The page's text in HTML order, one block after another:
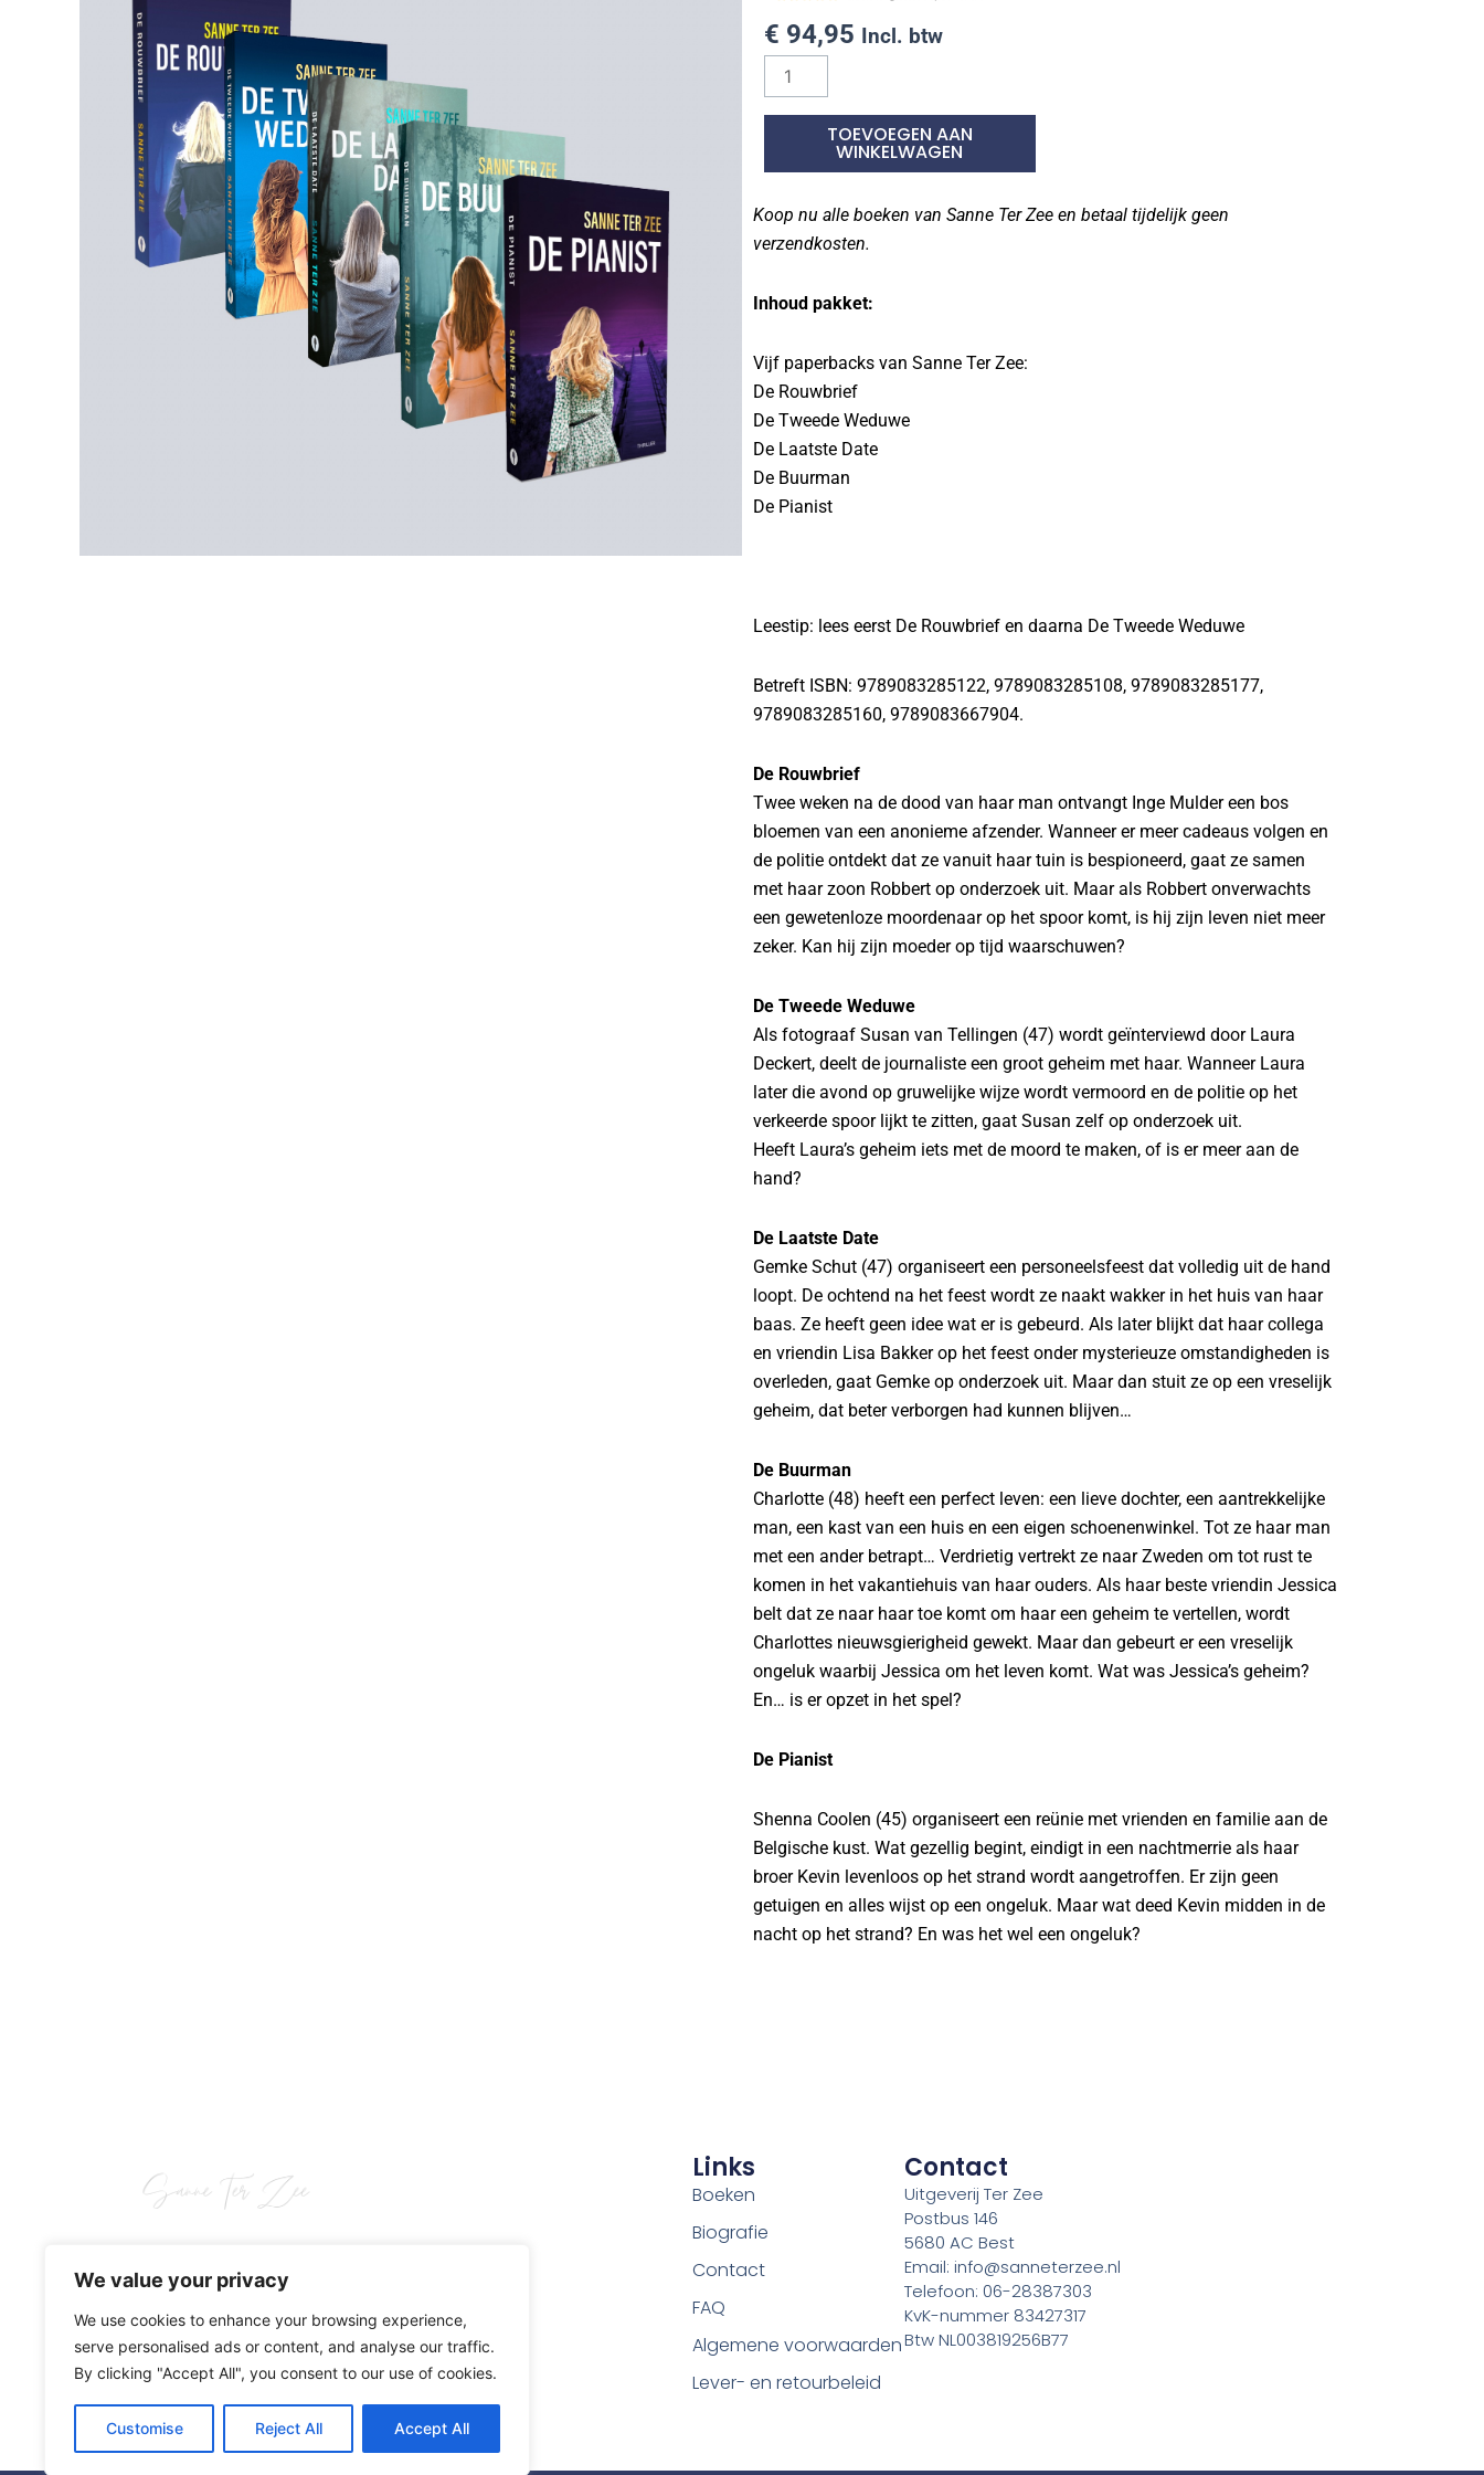
We value your privacy
We use cookies to enhance your browsing experience,
serve personalised ads or content, and analyse our traffic.
By clicking "Accept All", you consent to our use of cookies.
Customise Reject All Accept All
€ 94,95 Incl. btw
Compleet
pakket
TOEVOEGEN AAN
WINKELWAGEN
Koop nu alle boeken van Sanne Ter Zee en betaal tijdelijk geen
verzendkosten.
Inhoud pakket:
Vijf paperbacks van Sanne Ter Zee:
De Rouwbrief
De Tweede Weduwe
De Laatste Date
De Buurman
De Pianist
Leestip: lees eerst De Rouwbrief en daarna De Tweede Weduwe
Betreft ISBN: 9789083285122, 9789083285108, 9789083285177,
9789083285160, 9789083667904.
De Rouwbrief
Twee weken na de dood van haar man ontvangt Inge Mulder een bos
bloemen van een anonieme afzender. Wanneer er meer cadeaus volgen en
de politie ontdekt dat ze vanuit haar tuin is bespioneerd, gaat ze samen
met haar zoon Robbert op onderzoek uit. Maar als Robbert onverwachts
een gewetenloze moordenaar op het spoor komt, is hij zijn leven niet meer
zeker. Kan hij zijn moeder op tijd waarschuwen?
De Tweede Weduwe
Als fotograaf Susan van Tellingen (47) wordt geïnterviewd door Laura
Deckert, deelt de journaliste een groot geheim met haar. Wanneer Laura
later die avond op gruwelijke wijze wordt vermoord en de politie op het
verkeerde spoor lijkt te zitten, gaat Susan zelf op onderzoek uit.
Heeft Laura’s geheim iets met de moord te maken, of is er meer aan de
hand?
De Laatste Date
Gemke Schut (47) organiseert een personeelsfeest dat volledig uit de hand
loopt. De ochtend na het feest wordt ze naakt wakker in het huis van haar
baas. Ze heeft geen idee wat er is gebeurd. Als later blijkt dat haar collega
en vriendin Lisa Bakker op het feest onder mysterieuze omstandigheden is
overleden, gaat Gemke op onderzoek uit. Maar dan stuit ze op een vreselijk
geheim, dat beter verborgen had kunnen blijven…
De Buurman
Charlotte (48) heeft een perfect leven: een lieve dochter, een aantrekkelijke
man, een kast van een huis en een eigen schoenenwinkel. Tot ze haar man
met een ander betrapt… Verdrietig vertrekt ze naar Zweden om tot rust te
komen in het vakantiehuis van haar ouders. Als haar beste vriendin Jessica
belt dat ze naar haar toe komt om haar een geheim te vertellen, wordt
Charlottes nieuwsgierigheid gewekt. Maar dan gebeurt er een vreselijk
ongeluk waarbij Jessica om het leven komt. Wat was Jessica’s geheim?
En… is er opzet in het spel?
De Pianist
Shenna Coolen (45) organiseert een reünie met vrienden en familie aan de
Belgische kust. Wat gezellig begint, eindigt in een nachtmerrie als haar
broer Kevin levenloos op het strand wordt aangetroffen. Er zijn geen
getuigen en alles wijst op een ongeluk. Maar wat deed Kevin midden in de
nacht op het strand? En was het wel een ongeluk?
Zee, brengt haar passie voor
woorden tot leven. Ontdek haar
inspirerende wereld!
F
a
c
e
I
s
t
L
n
Links
Boeken
Biografie
Contact
FAQ
Algemene voorwaarden
Lever- en retourbeleid
Contact
Uitgeverij Ter Zee
Postbus 146
5680 AC Best
Email: info@sanneterzee.nl
Telefoon: 06-28387303
KvK-nummer 83427317
Btw NL003819256B77